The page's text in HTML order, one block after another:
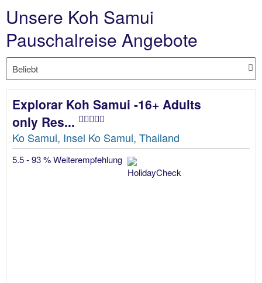
Unsere Koh Samui
Pauschalreise Angebote
Explorar Koh Samui -16+ Adults
only Res...
Ko Samui, Insel Ko Samui, Thailand
5.5 - 93 % Weiterempfehlung